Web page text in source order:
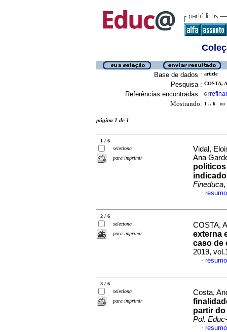
Base de dados : article
Pesquisa : COSTA,
Referências encontradas : 6 [refinar
Mostrando: 1 .. 6 no
página 1 de 1
1 / 6
seleciona
para imprimir
Vidal,
Ana
Fineduca
·
2 / 6
seleciona
para imprimir
COSTA,
externa
caso de
2019,
·
3 / 6
seleciona
para imprimir
Costa,
partir
Pol.
·